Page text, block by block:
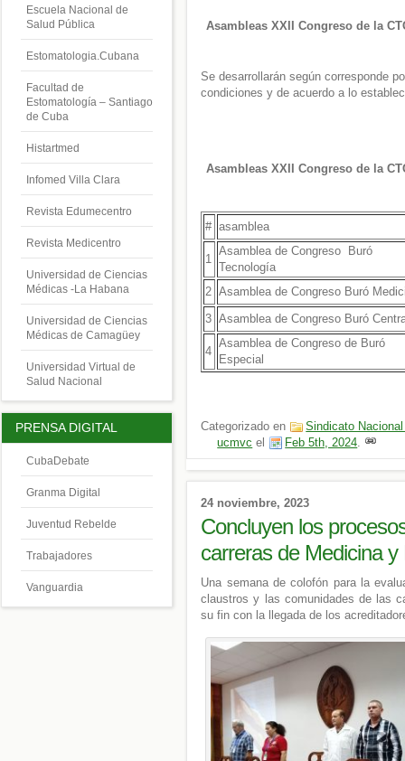
Asambleas XXII Congreso de la
Se desarrollarán según corresponde
condiciones y de acuerdo a lo
Asambleas XXII Congreso de la
# asamblea
1
Asamblea de Congreso Buró
Tecnología
2 Asamblea de Congreso Buró
3 Asamblea de Congreso Buró
4
Asamblea de Congreso de Buró
Especial
Categorizado en
Sindicato
ucmvc el Feb 5th, 2024.
24 noviembre, 2023
Concluyen los
carreras de Medicina
Una semana de colofón para la
claustros y las comunidades de las
su fin con la llegada de los
Escuela Nacional de
Salud Pública
Estomatologia.Cubana
Facultad de
Estomatología – Santiago
de Cuba
Histartmed
Infomed Villa Clara
Revista Edumecentro
Revista Medicentro
Universidad de Ciencias
Médicas -La Habana
Universidad de Ciencias
Médicas de Camagüey
Universidad Virtual de
Salud Nacional
PRENSA DIGITAL
CubaDebate
Granma Digital
Juventud Rebelde
Trabajadores
Vanguardia